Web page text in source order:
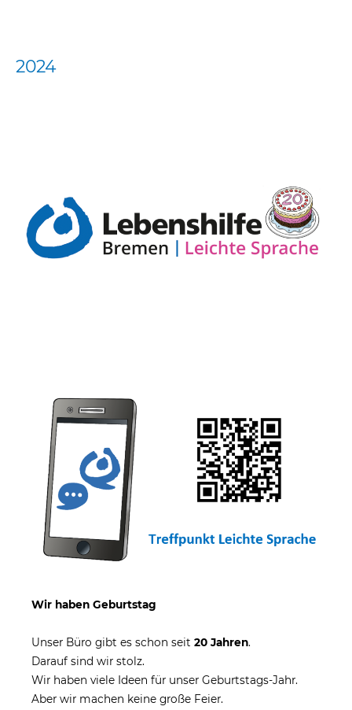
2024
Wir haben Geburtstag
Unser Büro gibt es schon seit 20 Jahren.
Darauf sind wir stolz.
Wir haben viele Ideen für unser Geburtstags-Jahr.
Aber wir machen keine große Feier.